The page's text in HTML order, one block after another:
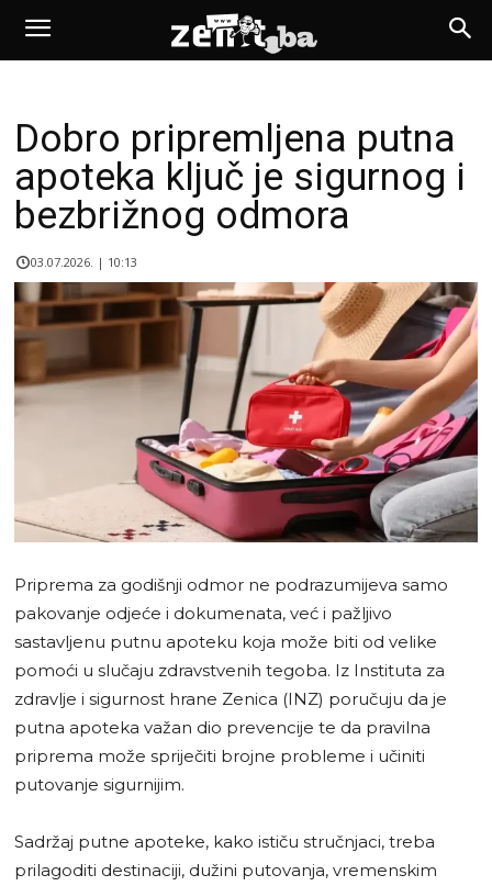
Dobro pripremljena putna
apoteka ključ je sigurnog i
bezbrižnog odmora
03.07.2026. | 10:13
Priprema za godišnji odmor ne podrazumijeva samo
pakovanje odjeće i dokumenata, već i pažljivo
sastavljenu putnu apoteku koja može biti od velike
pomoći u slučaju zdravstvenih tegoba. Iz Instituta za
zdravlje i sigurnost hrane Zenica (INZ) poručuju da je
putna apoteka važan dio prevencije te da pravilna
priprema može spriječiti brojne probleme i učiniti
putovanje sigurnijim.
Sadržaj putne apoteke, kako ističu stručnjaci, treba
prilagoditi destinaciji, dužini putovanja, vremenskim